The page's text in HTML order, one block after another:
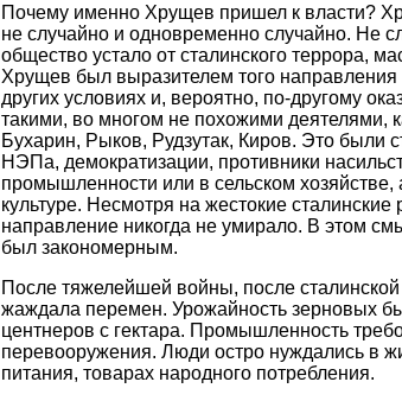
Почему именно Хрущев пришел к власти?
не случайно и одновременно случайно. Не
общество устало от сталинского террора,
Хрущев был выразителем того направления
других условиях и, вероятно, по-другому
такими, во многом не похожими деятелями,
Бухарин, Рыков, Рудзутак, Киров. Это были
НЭПа, демократизации, противники
промышленности или в сельском хозяйстве,
культуре. Несмотря на жестокие сталинские
направление никогда не умирало. В этом
был закономерным.
После тяжелейшей войны, после сталинской
жаждала перемен. Урожайность зерновых
центнеров с гектара. Промышленность
перевооружения. Люди остро нуждались в
питания, товарах народного потребления.